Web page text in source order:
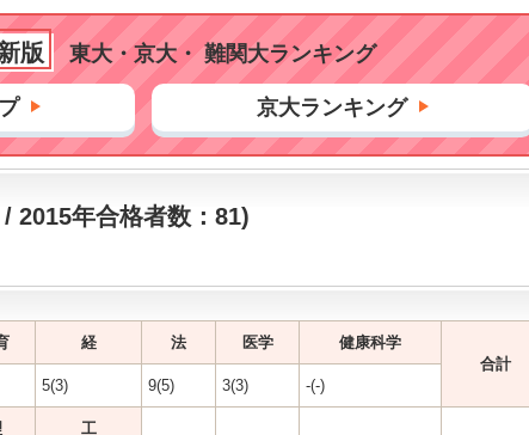
版 東大・京大・ 難関大ランキング
京大ランキング
2015年合格者数：81)
経 法 医学
健康科学
合計
5(3) 9(5) 3(3) -(-)
工